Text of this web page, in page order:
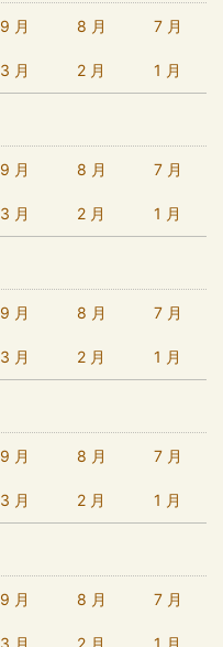
9 月 8 月 7 月
3 月 2 月 1 月
9 月 8 月 7 月
3 月 2 月 1 月
9 月 8 月 7 月
3 月 2 月 1 月
9 月 8 月 7 月
3 月 2 月 1 月
9 月 8 月 7 月
3 月 2 月 1 月